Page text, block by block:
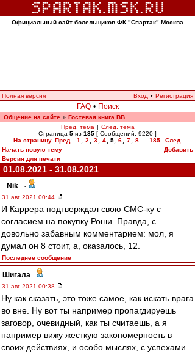
Официальный сайт болельщиков ФК "Спартак" Москва
Полная версия Вход • Регистрация
FAQ • Поиск
Общение на сайте » Гостевая книга ВВ
Пред. тема | След. тема
Страница 5 из 185 [ Сообщений: 9220 ]
На страницу Пред. 1 2 3 4 5, 6 7 8 185
След.
Начать новую тему
Добавить
Версия для печати
01.08.2021 - 31.08.2021
_Nik_
-
31 авг 2021 00:44
И Каррера подтверждал свою СМС-ку с
согласием на покупку Роши. Правда, с
довольно забавным комментарием: мол, я
думал он 8 стоит, а, оказалось, 12.
Последнее сообщение
Шигала -
31 авг 2021 00:38
Ну как сказать, это тоже самое, как искать врага
во вне. Ну вот ты например пропагдируешь
заговор, очевидный, как ты считаешь, а я
например вижу жесткую закономерность в
своих действиях, и особо мыслях, с успехами